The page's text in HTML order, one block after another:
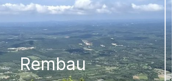
Rembau